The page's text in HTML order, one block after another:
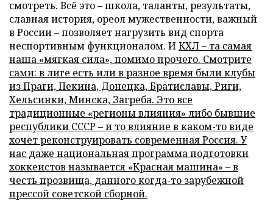
смотреть. Всё это – школа, таланты, результаты,
славная история, ореол мужественности, важный
в России – позволяет нагрузить вид спорта
неспортивным функционалом. ИКХЛ – та самая
наша «мягкая сила», помимо прочего. Смотрите
сами: в лиге есть или в разное время были клубы
из Праги, Пекина, Донецка, Братиславы, Риги,
Хельсинки, Минска, Загреба. Это все
традиционные «регионы влияния» либо бывшие
республики СССР – и то влияние в каком-то виде
хочет реконструировать современная Россия. У
нас даже национальная программа подготовки
хоккеистов называется «Красная машина» – в
честь прозвища, данного когда-то зарубежной
прессой советской сборной.